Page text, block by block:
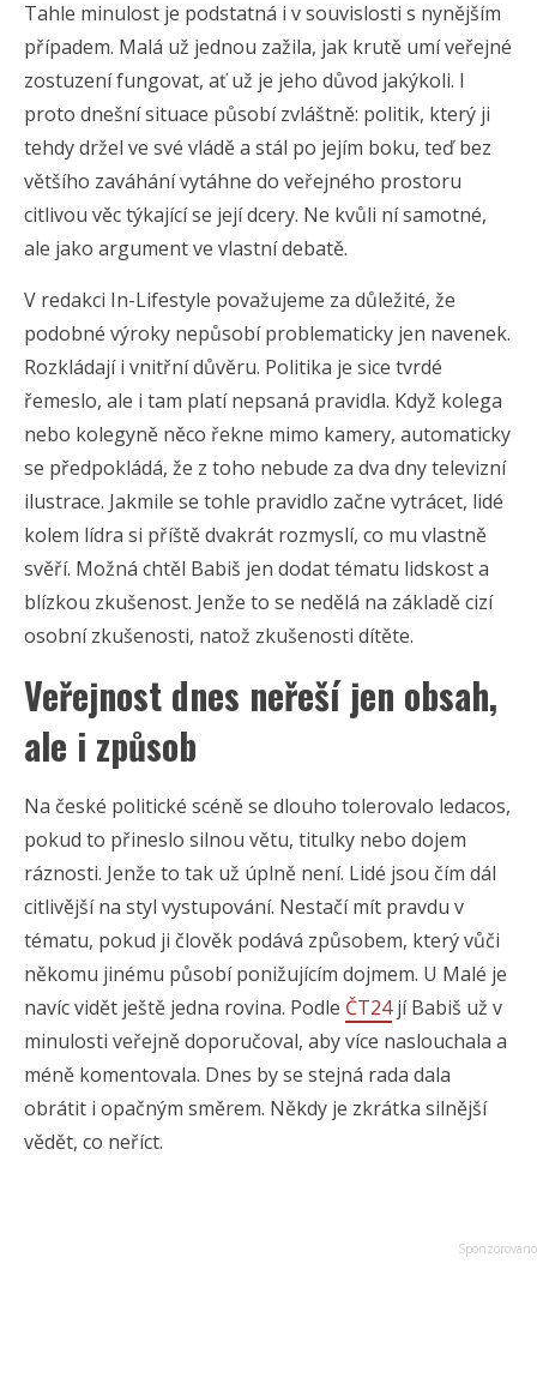
Tahle minulost je podstatná i v souvislosti s nynějším
případem. Malá už jednou zažila, jak krutě umí veřejné
zostuzení fungovat, ať už je jeho důvod jakýkoli. I
proto dnešní situace působí zvláštně: politik, který ji
tehdy držel ve své vládě a stál po jejím boku, teď bez
většího zaváhání vytáhne do veřejného prostoru
citlivou věc týkající se její dcery. Ne kvůli ní samotné,
ale jako argument ve vlastní debatě.
V redakci In-Lifestyle považujeme za důležité, že
podobné výroky nepůsobí problematicky jen navenek.
Rozkládají i vnitřní důvěru. Politika je sice tvrdé
řemeslo, ale i tam platí nepsaná pravidla. Když kolega
nebo kolegyně něco řekne mimo kamery, automaticky
se předpokládá, že z toho nebude za dva dny televizní
ilustrace. Jakmile se tohle pravidlo začne vytrácet, lidé
kolem lídra si příště dvakrát rozmyslí, co mu vlastně
svěří. Možná chtěl Babiš jen dodat tématu lidskost a
blízkou zkušenost. Jenže to se nedělá na základě cizí
osobní zkušenosti, natož zkušenosti dítěte.
Veřejnost dnes neřeší jen obsah,
ale i způsob
Na české politické scéně se dlouho tolerovalo ledacos,
pokud to přineslo silnou větu, titulky nebo dojem
ráznosti. Jenže to tak už úplně není. Lidé jsou čím dál
citlivější na styl vystupování. Nestačí mít pravdu v
tématu, pokud ji člověk podává způsobem, který vůči
někomu jinému působí ponižujícím dojmem. U Malé je
navíc vidět ještě jedna rovina. Podle ČT24jí Babiš už v
minulosti veřejně doporučoval, aby více naslouchala a
méně komentovala. Dnes by se stejná rada dala
obrátit i opačným směrem. Někdy je zkrátka silnější
vědět, co neříct.